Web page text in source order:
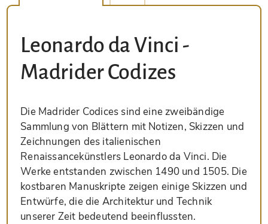
Leonardo da Vinci -
Madrider Codizes
Die Madrider Codices sind eine zweibändige
Sammlung von Blättern mit Notizen, Skizzen und
Zeichnungen des italienischen
Renaissancekünstlers Leonardo da Vinci. Die
Werke entstanden zwischen 1490 und 1505. Die
kostbaren Manuskripte zeigen einige Skizzen und
Entwürfe, die die Architektur und Technik
unserer Zeit bedeutend beeinflussten.